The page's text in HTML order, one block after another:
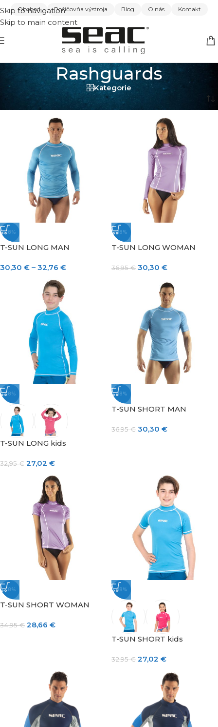
Skip to navigation
Skip to main content
Obchod Požičovňa výstroja Blog O nás Kontakt
Rashguards
Kategorie
Domov/ Šnorchlovanie Rashguards
-18%
T-SUN LONG MAN
30,30 € – 32,76 €
-18%
T-SUN LONG WOMAN
36,95€ 30,30 €
-18%
T-SUN LONG kids
32,95€ 27,02 €
-18%
T-SUN SHORT MAN
36,95€ 30,30 €
-18%
T-SUN SHORT WOMAN
34,95€ 28,66 €
-18%
T-SUN SHORT kids
32,95€ 27,02 €